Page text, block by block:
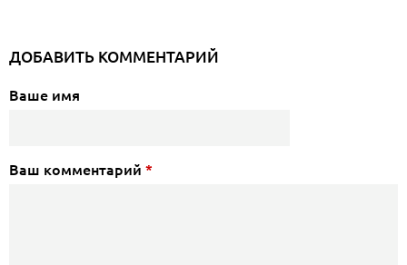
ДОБАВИТЬ КОММЕНТАРИЙ
Ваше имя
Ваш комментарий *